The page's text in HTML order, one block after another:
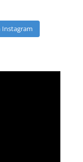
Instagram